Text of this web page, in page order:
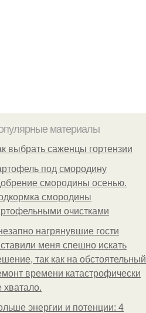
материалы
выбрать саженцы гортензии
под смородину
смородины осенью.
смородины
очистками
нагрянувшие гости
меня спешно искать
так как на обстоятельный
времени катастрофически
хватало.
энергии и потенции: 4